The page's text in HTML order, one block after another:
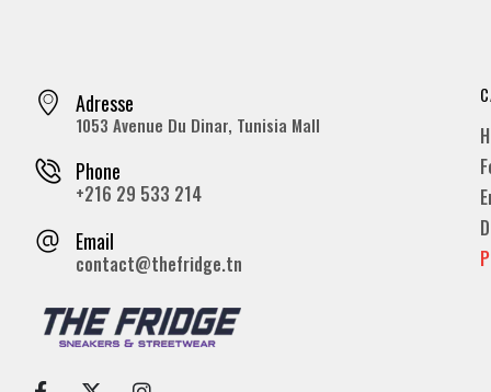
Adresse
1053 Avenue Du Dinar, Tunisia Mall
Phone
+216 29 533 214
Email
contact@thefridge.tn